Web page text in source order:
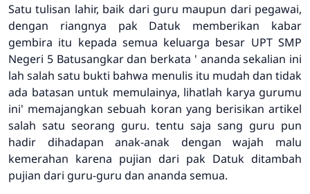
Satu tulisan lahir, baik dari guru maupun dari pegawai,
dengan riangnya pak Datuk memberikan kabar
gembira itu kepada semua keluarga besar UPT SMP
Negeri 5 Batusangkar dan berkata ' ananda sekalian ini
lah salah satu bukti bahwa menulis itu mudah dan tidak
ada batasan untuk memulainya, lihatlah karya gurumu
ini' memajangkan sebuah koran yang berisikan artikel
salah satu seorang guru. tentu saja sang guru pun
hadir dihadapan anak-anak dengan wajah malu
kemerahan karena pujian dari pak Datuk ditambah
pujian dari guru-guru dan ananda semua.